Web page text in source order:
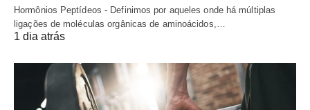
Hormônios Peptídeos - Definimos por aqueles onde há múltiplas
ligações de moléculas orgânicas de aminoácidos,…
1 dia atrás